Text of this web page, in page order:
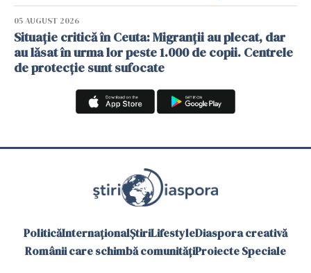
05 AUGUST 2026
Situație critică în Ceuta: Migranții au plecat, dar
au lăsat în urma lor peste 1.000 de copii. Centrele
de protecție sunt sufocate
PoliticăInternaționalȘtiriLifestyleDiaspora creativă
Românii care schimbă comunitățiProiecte Speciale